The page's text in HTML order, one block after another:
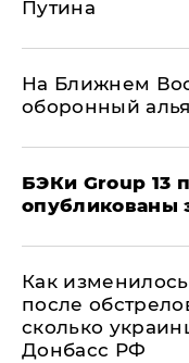
Путина
На Ближнем
оборонный
​БЭКи Group 13
опубликованы
Как
после
сколько
Донбасс РФ